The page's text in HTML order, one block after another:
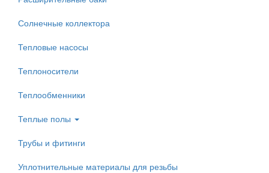
Солнечные коллектора
Тепловые насосы
Теплоносители
Теплообменники
Теплые полы
Трубы и фитинги
Уплотнительные материалы для резьбы